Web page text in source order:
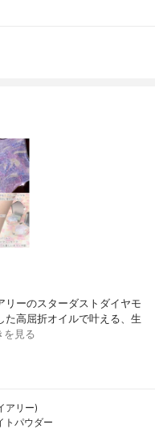
リーのスターダストダイヤモ
た高屈折オイルで叶える、生
を見る
アリー)
トパウダー